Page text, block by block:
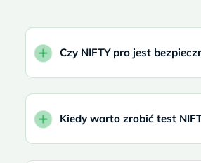
Czy NIFTY pro jest
Kiedy warto zrobić test